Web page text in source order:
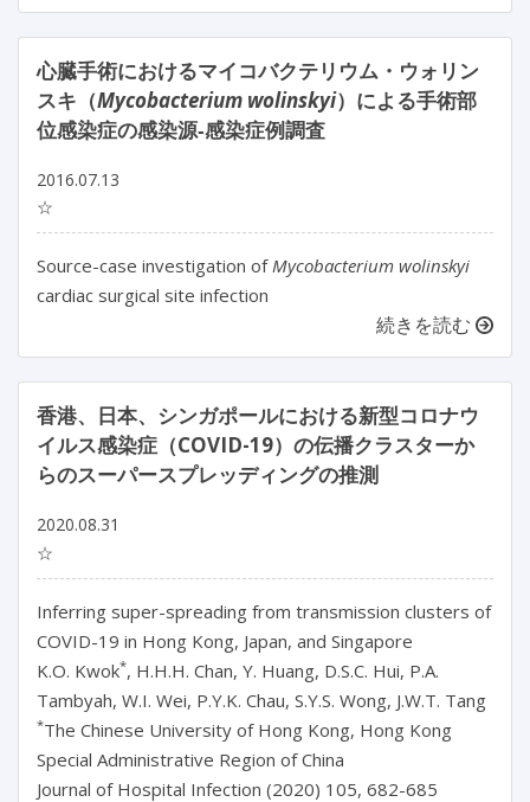
心臓手術におけるマイコバクテリウム・ウォリン
スキ（Mycobacterium wolinskyi）による手術部
位感染症の感染源‐感染症例調査
2016.07.13
☆
Source-case investigation ofMycobacterium wolinskyi
cardiac surgical site infection
続きを読む
香港、日本、シンガポールにおける新型コロナウ
イルス感染症（COVID-19）の伝播クラスターか
らのスーパースプレッディングの推測
2020.08.31
☆
Inferring super-spreading from transmission clusters of
COVID-19 in Hong Kong, Japan, and Singapore
K.O. Kwok*, H.H.H. Chan, Y. Huang, D.S.C. Hui, P.A.
Tambyah, W.I. Wei, P.Y.K. Chau, S.Y.S. Wong, J.W.T. Tang
*The Chinese University of Hong Kong, Hong Kong
Special Administrative Region of China
Journal of Hospital Infection (2020) 105, 682-685